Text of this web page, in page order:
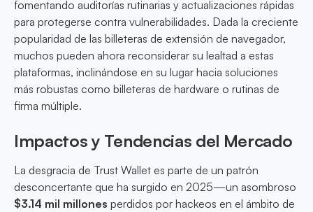
fomentando auditorías rutinarias y actualizaciones rápidas
para protegerse contra vulnerabilidades. Dada la creciente
popularidad de las billeteras de extensión de navegador,
muchos pueden ahora reconsiderar su lealtad a estas
plataformas, inclinándose en su lugar hacia soluciones
más robustas como billeteras de hardware o rutinas de
firma múltiple.
Impactos y Tendencias del Mercado
La desgracia de Trust Wallet es parte de un patrón
desconcertante que ha surgido en 2025—un asombroso
$3.14 mil millones perdidos por hackeos en el ámbito de